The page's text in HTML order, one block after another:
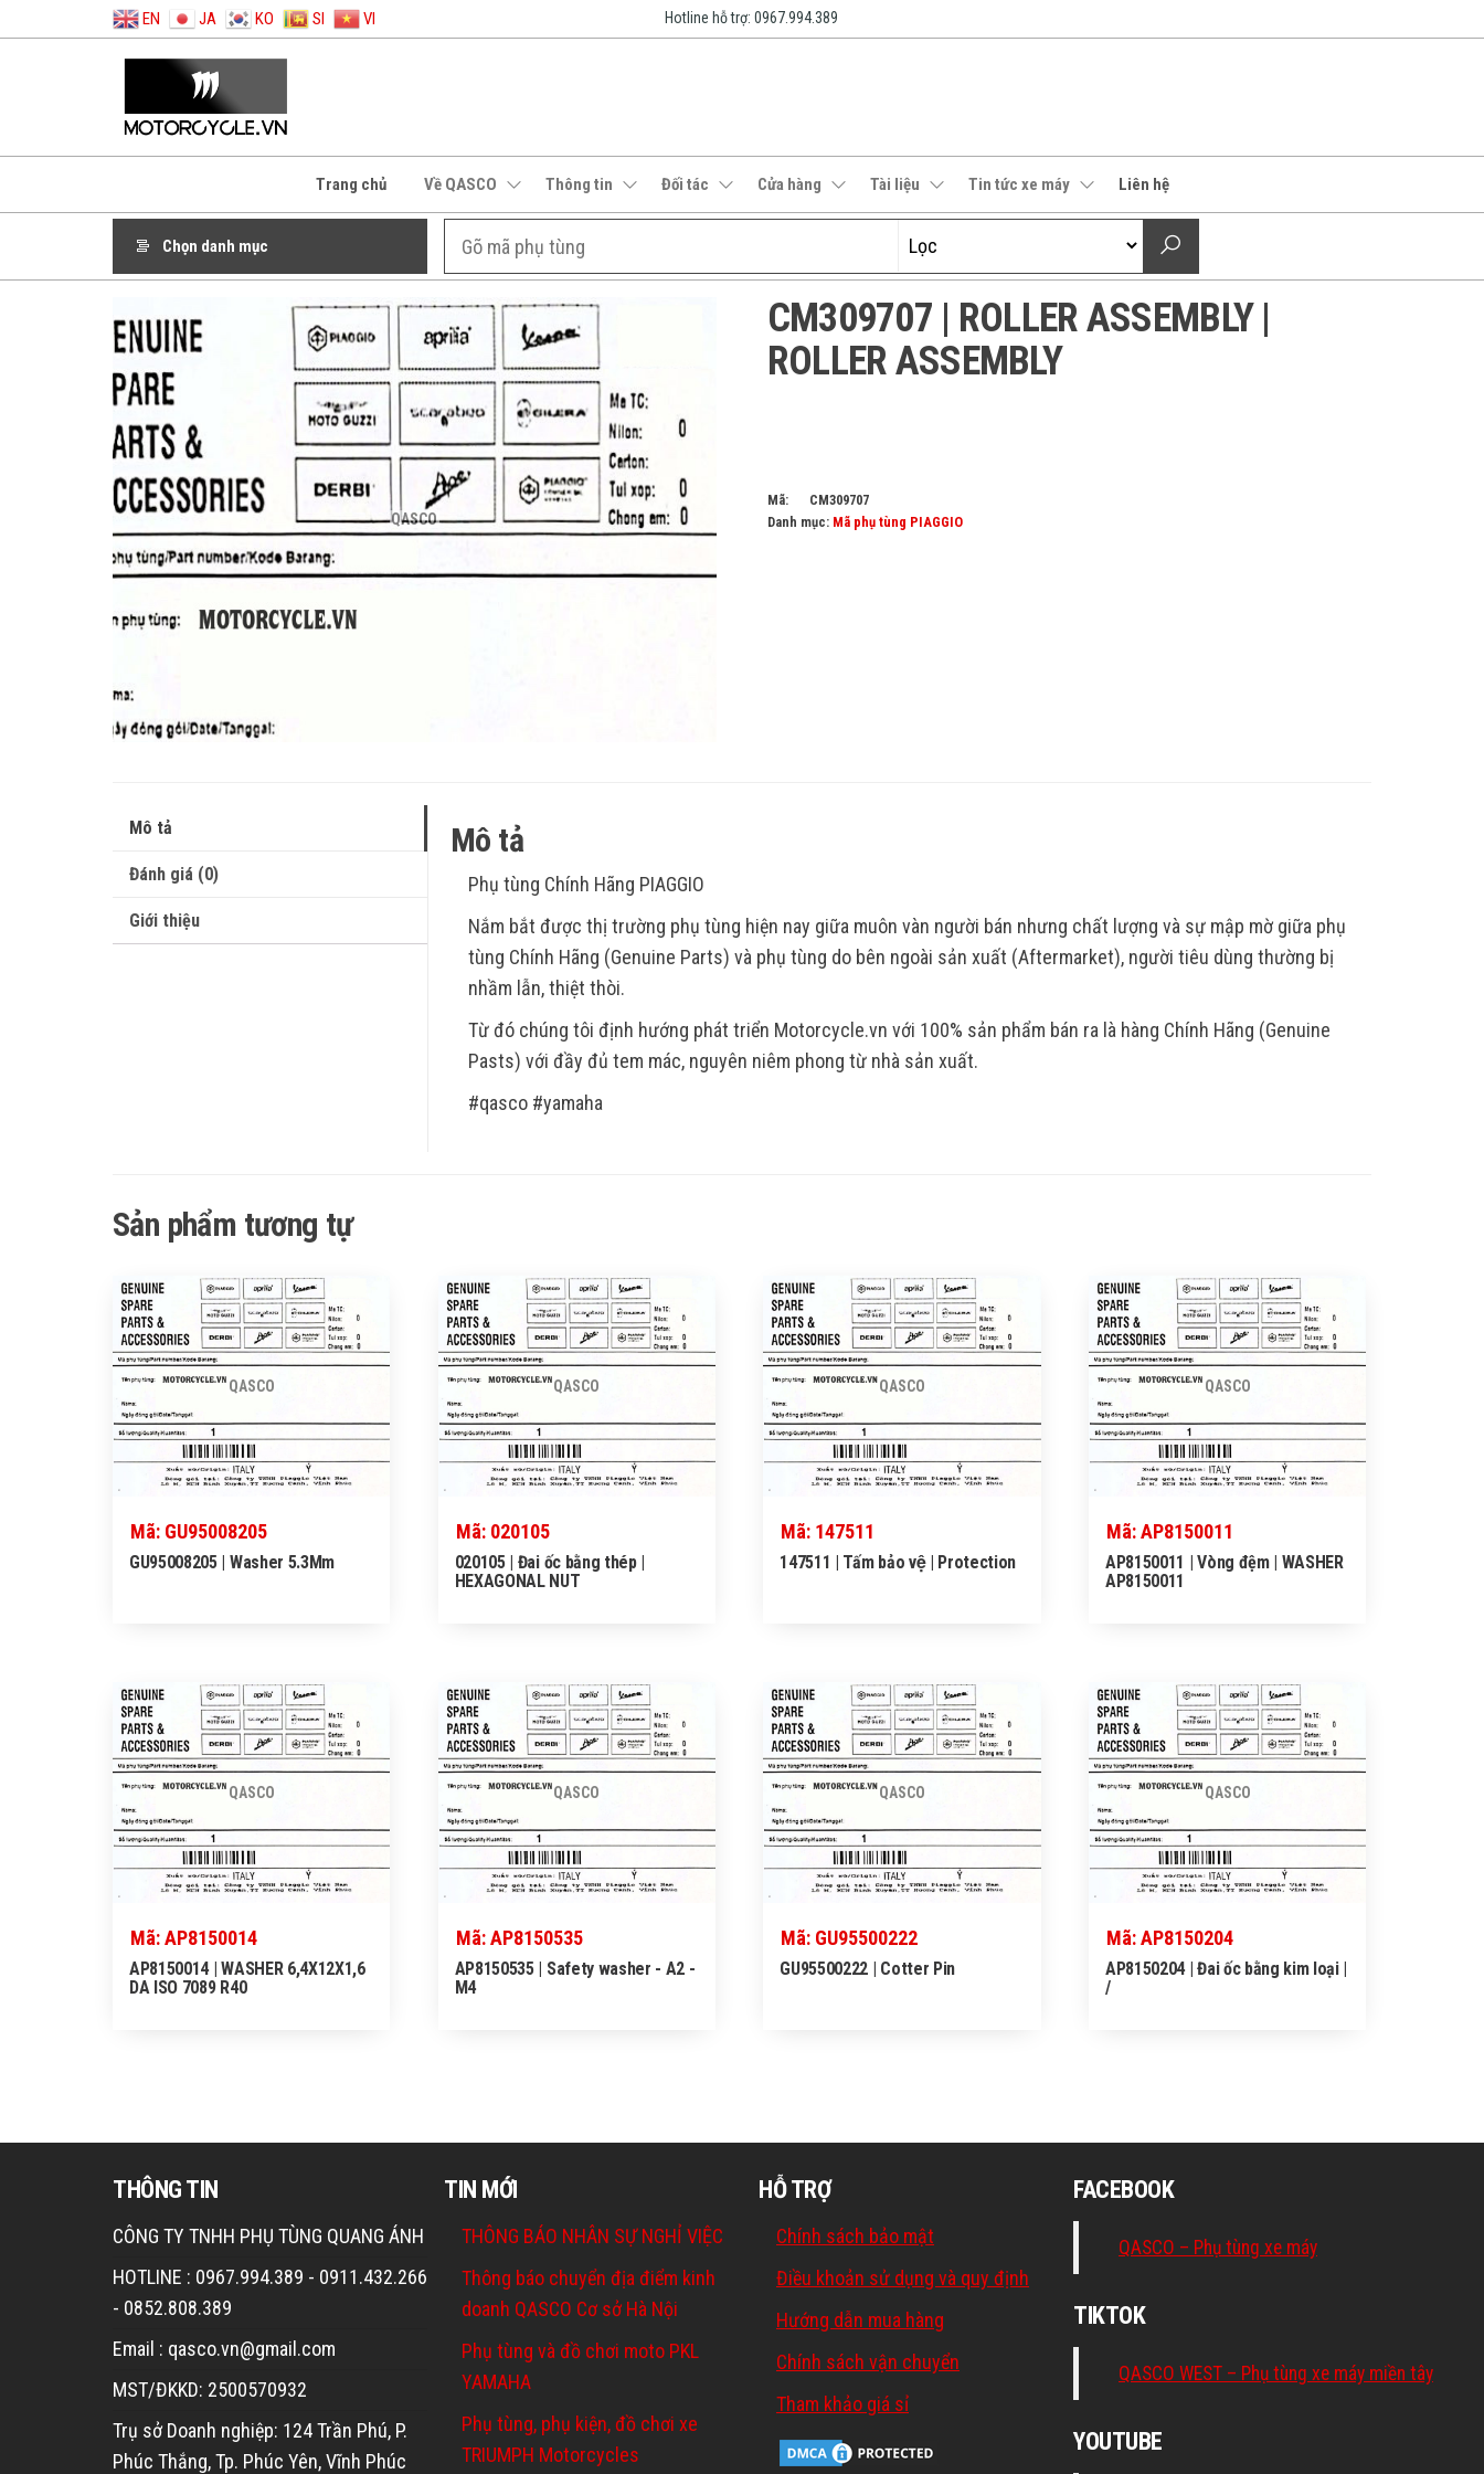
EN JA KO SI VI Hotline hỗ trợ: 0967.994.389
Trang chủ Về QASCO Thông tin Đối tác Cửa hàng Tài liệu Tin tức xe máy Liên hệ
Chọn danh mục
QASCO
CM309707 | ROLLER ASSEMBLY |
ROLLER ASSEMBLY
Mã:
CM309707
Danh mục: Mã phụ tùng PIAGGIO
Mô tả
Đánh giá (0)
Giới thiệu
Mô tả
Phụ tùng Chính Hãng PIAGGIO
Nắm bắt được thị trường phụ tùng hiện nay giữa muôn vàn người bán nhưng chất lượng và sự mập mờ giữa phụ
tùng Chính Hãng (Genuine Parts) và phụ tùng do bên ngoài sản xuất (Aftermarket), người tiêu dùng thường bị
nhầm lẫn, thiệt thòi.
Từ đó chúng tôi định hướng phát triển Motorcycle.vn với 100% sản phẩm bán ra là hàng Chính Hãng (Genuine
Pasts) với đầy đủ tem mác, nguyên niêm phong từ nhà sản xuất.
#qasco #yamaha
Sản phẩm tương tự
QASCO
Mã: GU95008205
GU95008205 | Washer 5.3Mm
QASCO
Mã: 020105
020105 | Đai ốc bằng thép |
HEXAGONAL NUT
QASCO
Mã: 147511
147511 | Tấm bảo vệ | Protection
QASCO
Mã: AP8150011
AP8150011 | Vòng đệm | WASHER
AP8150011
QASCO
Mã: AP8150014
AP8150014 | WASHER 6,4X12X1,6
DA ISO 7089 R40
QASCO
Mã: AP8150535
AP8150535 | Safety washer - A2 -
M4
QASCO
Mã: GU95500222
GU95500222 | Cotter Pin
QASCO
Mã: AP8150204
AP8150204 | Đai ốc bằng kim loại |
/
THÔNG TIN
CÔNG TY TNHH PHỤ TÙNG QUANG ÁNH
HOTLINE : 0967.994.389 - 0911.432.266
- 0852.808.389
Email : qasco.vn@gmail.com
MST/ĐKKD: 2500570932
Trụ sở Doanh nghiệp: 124 Trần Phú, P.
Phúc Thắng, Tp. Phúc Yên, Vĩnh Phúc
TIN MỚI
THÔNG BÁO NHÂN SỰ NGHỈ VIỆC
Thông báo chuyển địa điểm kinh
doanh QASCO Cơ sở Hà Nội
Phụ tùng và đồ chơi moto PKL
YAMAHA
Phụ tùng, phụ kiện, đồ chơi xe
TRIUMPH Motorcycles
HỖ TRỢ
Chính sách bảo mật
Điều khoản sử dụng và quy định
Hướng dẫn mua hàng
Chính sách vận chuyển
Tham khảo giá sỉ
FACEBOOK
QASCO – Phụ tùng xe máy
TIKTOK
QASCO WEST – Phụ tùng xe máy miền tây
YOUTUBE